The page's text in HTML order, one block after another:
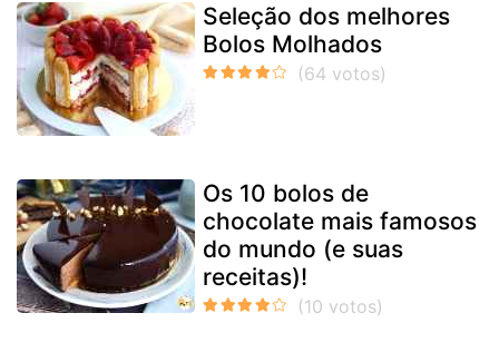
Seleção dos melhores
Bolos Molhados
Os 10 bolos de
chocolate mais famosos
do mundo (e suas
receitas)!